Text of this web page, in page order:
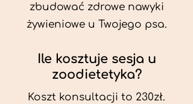
zbudować zdrowe nawyki
żywieniowe u Twojego psa.
Ile kosztuje sesja u
zoodietetyka?
Koszt konsultacji to 230zł.